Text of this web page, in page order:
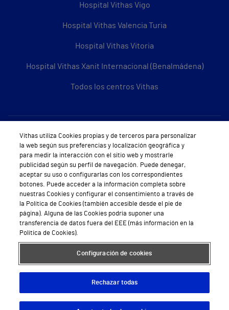
Hospital Vithas Vigo
Hospital Vithas Valencia Turia
Hospital Vithas Vitoria
Hospital Vithas Xanit Internacional (Benalmádena)
Todos los centros Vithas
Sobre Vithas
Quiénes somos
Trabajar en Vithas
Teléfono Cita Médica
Teléfono Atención al Cliente
Política de seguridad y salud en el trabajo
Conoce a Supervita
Aviso Legal Política de cookies Política de privacidad Mapa web Protección de datos
Vithas utiliza Cookies propias y de terceros para personalizar
la web según sus preferencias y localización geográfica y
para medir la interacción con el sitio web y mostrarle
publicidad según su perfil de navegación. Puede denegar,
aceptar su uso o configurarlas con los correspondientes
botones. Puede acceder a la información completa sobre
nuestras Cookies y configurar el consentimiento a través de
la Política de Cookies (también accesible desde el pie de
página). Alguna de las Cookies podría suponer una
transferencia de datos fuera del EEE (más información en la
Política de Cookies).
Configuración de cookies
Rechazar todas